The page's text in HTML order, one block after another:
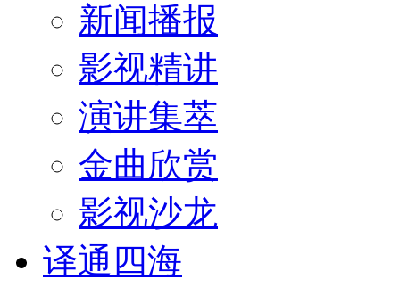
新闻播报
影视精讲
演讲集萃
金曲欣赏
影视沙龙
译通四海